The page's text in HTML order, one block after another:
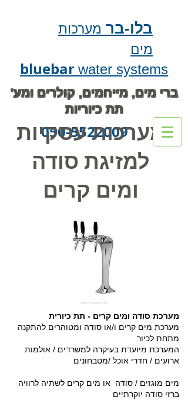
בלו-בר מערכות
מים
bluebar water systems
ברי מים, מייחמים, קולרים ומע'
תת כיוריות
050-5522009
מערכות עסקיות
למזיגת סודה
ומים קרים
מערכת סודה ומים קרים - תת כיורית
מערכת מים קרים ו/או סודה ומטוהרים להתקנה
מתחת לכיור
המערכת מיועדת בעיקרה למשרדים / אולמות
ארועים / חדרי אוכל /מטבחונים
מים מוגזים / סודה או מים קרים לשתיה לרוויה
ברזי סודה יוקרתיים